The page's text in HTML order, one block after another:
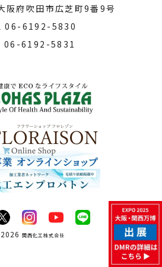
阪府吹田市広芝町9番9号
06-6192-5830
06-6192-5831
2026 関西化工株式会社